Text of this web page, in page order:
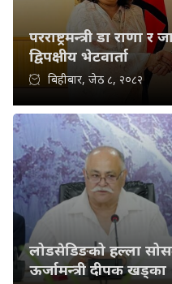
परराष्ट्रमन्त्री डा राणा र
द्विपक्षीय भेटवार्ता
बिहीबार, जेठ ८, २०८२
लोडसेडिङको हल्ला
ऊर्जामन्त्री दीपक खड्का